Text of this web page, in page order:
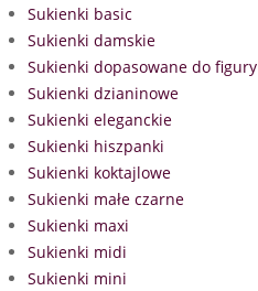
Sukienki basic
Sukienki damskie
Sukienki dopasowane do figury
Sukienki dzianinowe
Sukienki eleganckie
Sukienki hiszpanki
Sukienki koktajlowe
Sukienki małe czarne
Sukienki maxi
Sukienki midi
Sukienki mini